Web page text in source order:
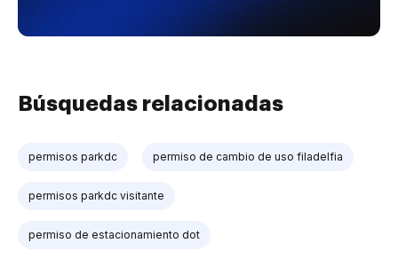
Búsquedas relacionadas
permisos parkdc permiso de cambio de uso filadelfia
permisos parkdc visitante
permiso de estacionamiento dot